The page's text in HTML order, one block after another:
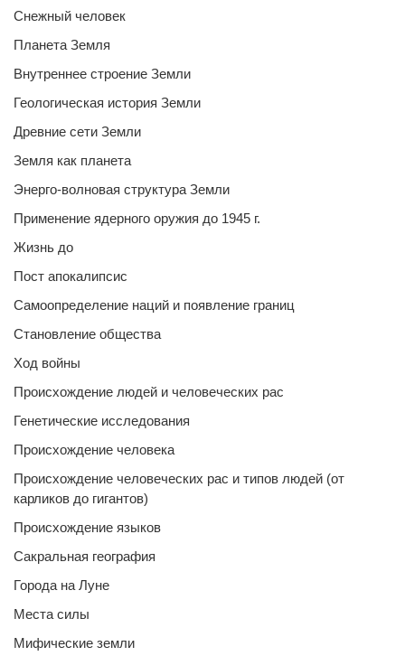
Снежный человек
Планета Земля
Внутреннее строение Земли
Геологическая история Земли
Древние сети Земли
Земля как планета
Энерго-волновая структура Земли
Применение ядерного оружия до 1945 г.
Жизнь до
Пост апокалипсис
Самоопределение наций и появление границ
Становление общества
Ход войны
Происхождение людей и человеческих рас
Генетические исследования
Происхождение человека
Происхождение человеческих рас и типов людей (от
карликов до гигантов)
Происхождение языков
Сакральная география
Города на Луне
Места силы
Мифические земли